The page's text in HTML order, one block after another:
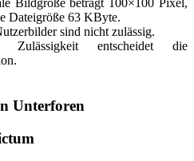
Bildgröße beträgt 100×100 Pixel,
Dateigröße 63 KByte.
sind nicht zulässig.
entscheidet die
Unterforen